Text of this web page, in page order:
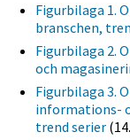
Figurbilaga 1.
branschen,
Figurbilaga 2.
och
Figurbilaga 3.
informations-
trend serier